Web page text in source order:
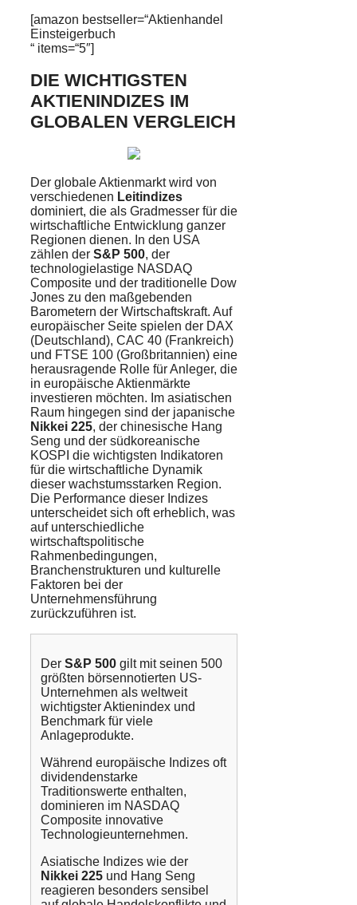
[amazon bestseller=“Aktienhandel
Einsteigerbuch
“ items=“5″]
DIE WICHTIGSTEN
AKTIENINDIZES IM
GLOBALEN VERGLEICH
Der globale Aktienmarkt wird von
verschiedenen Leitindizes
dominiert, die als Gradmesser für die
wirtschaftliche Entwicklung ganzer
Regionen dienen. In den USA
zählen der S&P 500, der
technologielastige NASDAQ
Composite und der traditionelle Dow
Jones zu den maßgebenden
Barometern der Wirtschaftskraft. Auf
europäischer Seite spielen der DAX
(Deutschland), CAC 40 (Frankreich)
und FTSE 100 (Großbritannien) eine
herausragende Rolle für Anleger, die
in europäische Aktienmärkte
investieren möchten. Im asiatischen
Raum hingegen sind der japanische
Nikkei 225, der chinesische Hang
Seng und der südkoreanische
KOSPI die wichtigsten Indikatoren
für die wirtschaftliche Dynamik
dieser wachstumsstarken Region.
Die Performance dieser Indizes
unterscheidet sich oft erheblich, was
auf unterschiedliche
wirtschaftspolitische
Rahmenbedingungen,
Branchenstrukturen und kulturelle
Faktoren bei der
Unternehmensführung
zurückzuführen ist.
Der S&P 500 gilt mit seinen 500
größten börsennotierten US-
Unternehmen als weltweit
wichtigster Aktienindex und
Benchmark für viele
Anlageprodukte.
Während europäische Indizes oft
dividendenstarke
Traditionswerte enthalten,
dominieren im NASDAQ
Composite innovative
Technologieunternehmen.
Asiatische Indizes wie der
Nikkei 225 und Hang Seng
reagieren besonders sensibel